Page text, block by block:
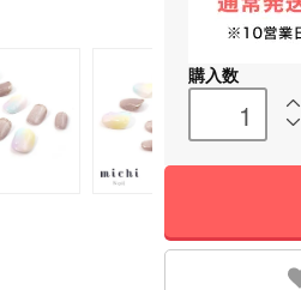
購入数